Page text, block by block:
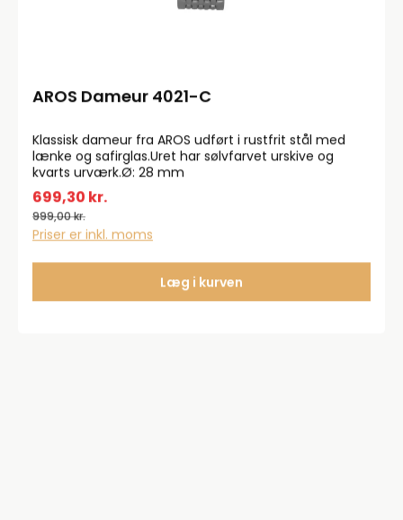
AROS Dameur 4021-C
Klassisk dameur fra AROS udført i rustfrit stål med
lænke og safirglas.Uret har sølvfarvet urskive og
kvarts urværk.Ø: 28 mm
699,30 kr.
999,00 kr.
Priser er inkl. moms
Læg i kurven